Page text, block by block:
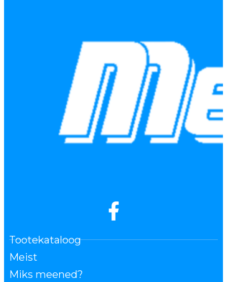
Tootekataloog
Meist
Miks meened?